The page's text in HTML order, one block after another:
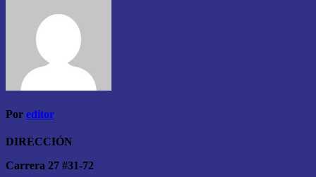
Por editor
DIRECCIÓN
Carrera 27 #31-72